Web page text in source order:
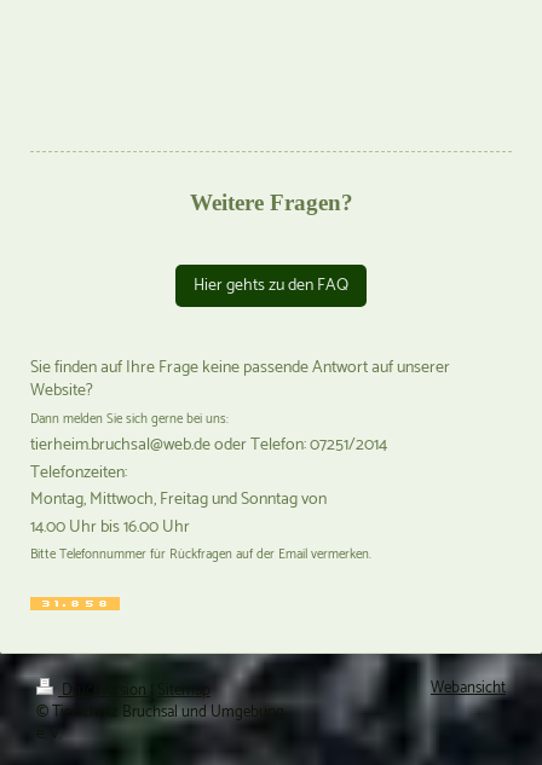
Weitere Fragen?
Hier gehts zu den FAQ
Sie finden auf Ihre Frage keine passende Antwort auf unserer
Website?
Dann melden Sie sich gerne bei uns:
tierheim.bruchsal@web.de oder Telefon: 07251/2014
Telefonzeiten:
Montag, Mittwoch, Freitag und Sonntag von
14.00 Uhr bis 16.00 Uhr
Bitte Telefonnummer für Rückfragen auf der Email vermerken.
Druckversion
Sitemap
© Tierschutz Bruchsal und Umgebung
e. V.
Webansicht